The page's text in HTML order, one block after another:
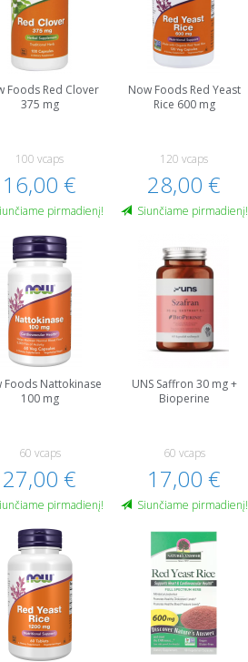
Foods Red Clover
375 mg
100 vcaps
16,00 €
pirmadienį!
Now Foods Red Yeast
Rice 600 mg
120 vcaps
28,00 €
Siunčiame pirmadienį!
Foods Nattokinase
100 mg
60 vcaps
27,00 €
pirmadienį!
UNS Saffron 30 mg +
Bioperine
60 vcaps
17,00 €
Siunčiame pirmadienį!